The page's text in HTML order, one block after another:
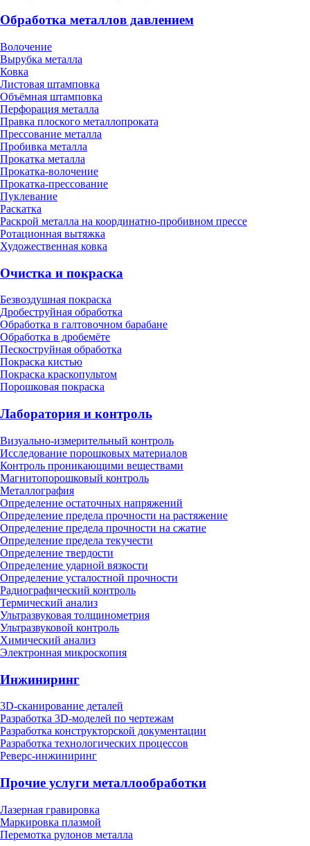
Обработка металлов давлением
Волочение
Вырубка металла
Ковка
Листовая штамповка
Объёмная штамповка
Перфорация металла
Правка плоского металлопроката
Прессование металла
Пробивка металла
Прокатка металла
Прокатка-волочение
Прокатка-прессование
Пуклевание
Раскатка
Раскрой металла на координатно-пробивном прессе
Ротационная вытяжка
Художественная ковка
Очистка и покраска
Безвоздушная покраска
Дробеструйная обработка
Обработка в галтовочном барабане
Обработка в дробемёте
Пескоструйная обработка
Покраска кистью
Покраска краскопультом
Порошковая покраска
Лаборатория и контроль
Визуально-измерительный контроль
Исследование порошковых материалов
Контроль проникающими веществами
Магнитопорошковый контроль
Металлография
Определение остаточных напряжений
Определение предела прочности на растяжение
Определение предела прочности на сжатие
Определение предела текучести
Определение твердости
Определение ударной вязкости
Определение усталостной прочности
Радиографический контроль
Термический анализ
Ультразвуковая толщинометрия
Ультразвуковой контроль
Химический анализ
Электронная микроскопия
Инжиниринг
3D-сканирование деталей
Разработка 3D-моделей по чертежам
Разработка конструкторской документации
Разработка технологических процессов
Реверс-инжиниринг
Прочие услуги металлообработки
Лазерная гравировка
Маркировка плазмой
Перемотка рулонов металла